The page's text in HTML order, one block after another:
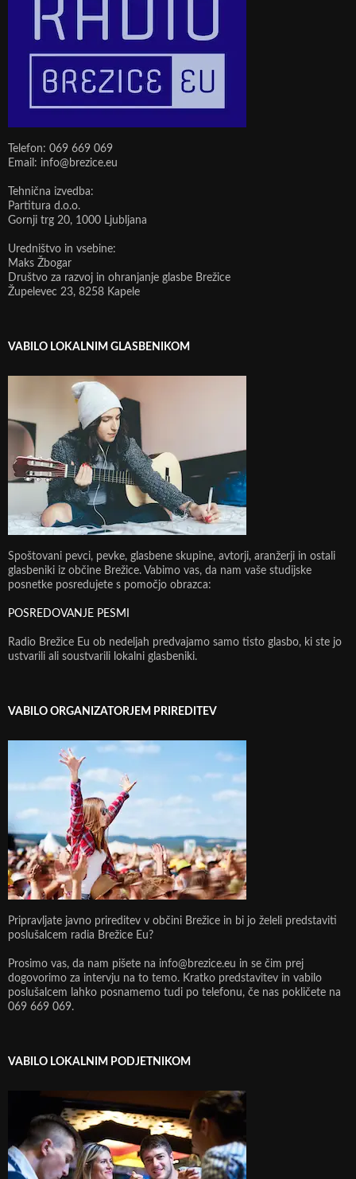
Telefon: 069 669 069
Email: info@brezice.eu
Tehnična izvedba:
Partitura d.o.o.
Gornji trg 20, 1000 Ljubljana
Uredništvo in vsebine:
Maks Žbogar
Društvo za razvoj in ohranjanje glasbe Brežice
Župelevec 23, 8258 Kapele
VABILO LOKALNIM GLASBENIKOM
Spoštovani pevci, pevke, glasbene skupine, avtorji, aranžerji in ostali
glasbeniki iz občine Brežice. Vabimo vas, da nam vaše studijske
posnetke posredujete s pomočjo obrazca:
POSREDOVANJE PESMI
Radio Brežice Eu ob nedeljah predvajamo samo tisto glasbo, ki ste jo
ustvarili ali soustvarili lokalni glasbeniki.
VABILO ORGANIZATORJEM PRIREDITEV
Pripravljate javno prireditev v občini Brežice in bi jo želeli predstaviti
poslušalcem radia Brežice Eu?
Prosimo vas, da nam pišete na info@brezice.eu in se čim prej
dogovorimo za intervju na to temo. Kratko predstavitev in vabilo
poslušalcem lahko posnamemo tudi po telefonu, če nas pokličete na
069 669 069.
VABILO LOKALNIM PODJETNIKOM